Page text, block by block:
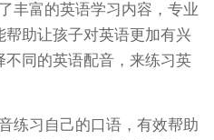
丰富的英语学习内容，专业
助让孩子对英语更加有兴
同的英语配音，来练习英
练习自己的口语，有效帮助